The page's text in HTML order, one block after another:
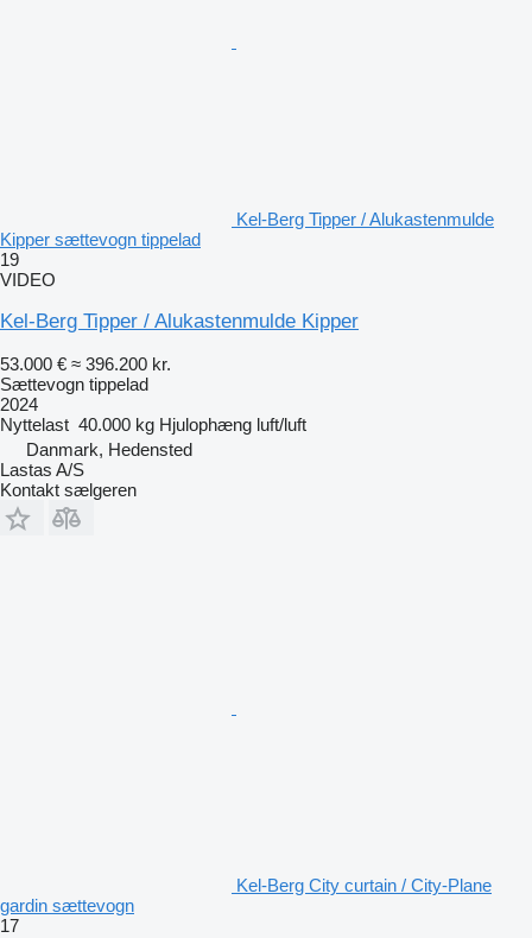
Kel-Berg Tipper / Alukastenmulde
Kipper sættevogn tippelad
19
VIDEO
Kel-Berg Tipper / Alukastenmulde Kipper
53.000 € ≈ 396.200 kr.
Sættevogn tippelad
2024
Nyttelast 40.000 kg Hjulophæng luft/luft
Danmark, Hedensted
Lastas A/S
Kontakt sælgeren
Kel-Berg City curtain / City-Plane
gardin sættevogn
17